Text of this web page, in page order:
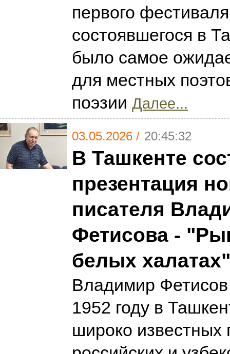
первого
состоявшегося в
было самое
для местных
поэзии Далее...
03.05.2026 / 20:45:32
В Ташкенте
презентация
писателя
Фетисова -
белых халатах"
Владимир
1952 году в
широко известных